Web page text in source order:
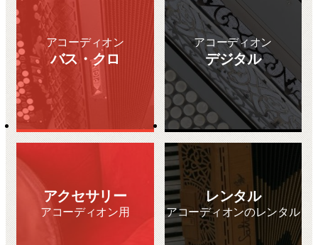
アコーディオン
バス・クロ
アコーディオン
デジタル
アクセサリー
アコーディオン用
レンタル
アコーディオンのレンタル